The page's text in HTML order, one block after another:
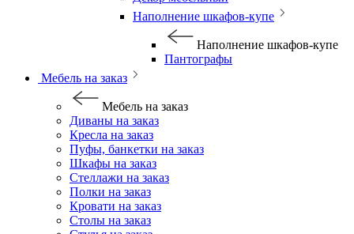
Наполнение шкафов-купе
Наполнение шкафов-купе
Пантографы
Мебель на заказ
Мебель на заказ
Диваны на заказ
Кресла на заказ
Пуфы, банкетки на заказ
Шкафы на заказ
Стеллажи на заказ
Полки на заказ
Кровати на заказ
Столы на заказ